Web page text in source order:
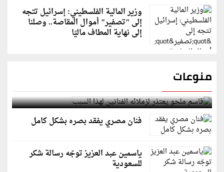
وزير المالية الفلسطيني: إسرائيل تتجه
إلى "تصفير" أموال المقاصة.. وصلنا
إلى نهاية المطاف ماليًا
منوعات
قاسم ملحو يعتذر لزملائه الفنانين لهذا السبب
فنان مصري يفقد بصره بشكل كامل
ياسمين عبد العزيز توجّه رسالة شكر
للسعودية